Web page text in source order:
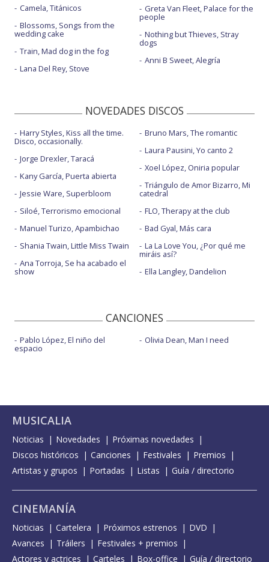
Camela, Titánicos
Blossoms, Songs from the
wedding cake
Train, Mad dog in the fog
Lana Del Rey, Stove
Greta Van Fleet, Palace for the
people
Nothing but Thieves, Stray
dogs
Anni B Sweet, Alegría
NOVEDADES DISCOS
Harry Styles, Kiss all the time.
Disco, occasionally.
Jorge Drexler, Taracá
Kany García, Puerta abierta
Jessie Ware, Superbloom
Siloé, Terrorismo emocional
Manuel Turizo, Apambichao
Shania Twain, Little Miss Twain
Ana Torroja, Se ha acabado el
show
Bruno Mars, The romantic
Laura Pausini, Yo canto 2
Xoel López, Oniria popular
Triángulo de Amor Bizarro, Mi
catedral
FLO, Therapy at the club
Bad Gyal, Más cara
La La Love You, ¿Por qué me
miráis así?
Ella Langley, Dandelion
CANCIONES
Pablo López, El niño del
espacio
Olivia Dean, Man I need
MUSICALIA
Noticias Novedades
Próximas novedades
Discos históricos
Canciones Festivales
Premios
Artistas y grupos
Portadas Listas Guía / directorio
CINEMANÍA
Noticias Cartelera Próximos estrenos
DVD
Avances
Tráilers
Festivales + premios
Actores y actrices
Carteles Box-office Guía / directorio